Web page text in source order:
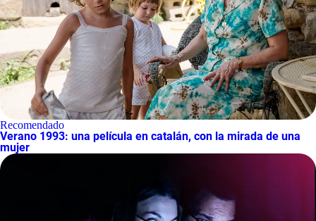
Recomendado
Verano 1993: una película en catalán, con la mirada de una
mujer